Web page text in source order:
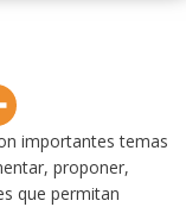
importantes temas
proponer,
que permitan